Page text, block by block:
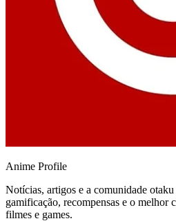
Anime Profile
Notícias, artigos e a comunidade
gamificação, recompensas e o melhor
filmes e games.